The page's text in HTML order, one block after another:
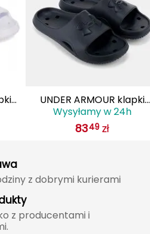
UNDER ARMOUR klapki
damskie gumowe UA W
Locker V SL czarne
Wysyłamy w 24h
8349 zł
z dobrymi kurierami
z producentami i